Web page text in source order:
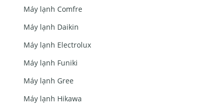
Máy lạnh Comfre
Máy lạnh Daikin
Máy lạnh Electrolux
Máy lạnh Funiki
Máy lạnh Gree
Máy lạnh Hikawa